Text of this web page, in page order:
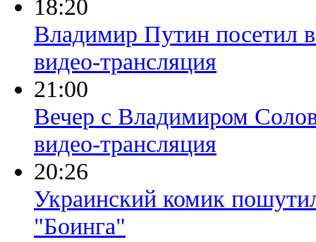
18:20
Владимир Путин посетил
видео-трансляция
21:00
Вечер с Владимиром
видео-трансляция
20:26
Украинский комик
"Боинга"